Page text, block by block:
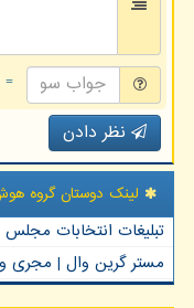
= ۱ بعلاوه ۳
نظر دادن
لینک دوستان گروه
تبلیغات انتخابات مجلس
مستر گرین وال | مجری و